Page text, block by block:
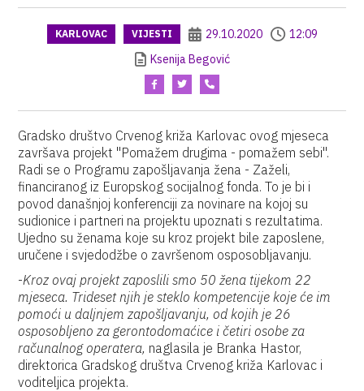
KARLOVAC VIJESTI 29.10.2020
12:09
Ksenija Begović
Gradsko društvo Crvenog križa Karlovac ovog mjeseca
završava projekt "Pomažem drugima - pomažem sebi".
Radi se o Programu zapošljavanja žena - Zaželi,
financiranog iz Europskog socijalnog fonda. To je bi i
povod današnjoj konferenciji za novinare na kojoj su
sudionice i partneri na projektu upoznati s rezultatima.
Ujedno su ženama koje su kroz projekt bile zaposlene,
uručene i svjedodžbe o završenom osposobljavanju.
-Kroz ovaj projekt zaposlili smo 50 žena tijekom 22
mjeseca. Trideset njih je steklo kompetencije koje će im
pomoći u daljnjem zapošljavanju, od kojih je 26
osposobljeno za gerontodomaćice i četiri osobe za
računalnog operatera, naglasila je Branka Hastor,
direktorica Gradskog društva Crvenog križa Karlovac i
voditeljica projekta.